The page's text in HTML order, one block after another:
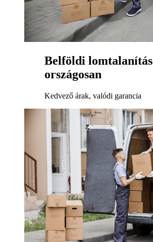
Belföldi lomtalanítás
országosan
Kedvező árak, valódi garancia